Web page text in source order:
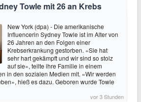
Towle mit 26 an Krebs
New York (dpa) - Die amerikanische
Influencerin Sydney Towle ist im Alter von
26 Jahren an den Folgen einer
Krebserkrankung gestorben. «Sie hat
sehr hart gekämpft und wir sind so stolz
auf sie», teilte ihre Familie in einem
in den sozialen Medien mit. «Wir werden
hieß es dazu. Geboren wurde Towle
vor 3 Stunden